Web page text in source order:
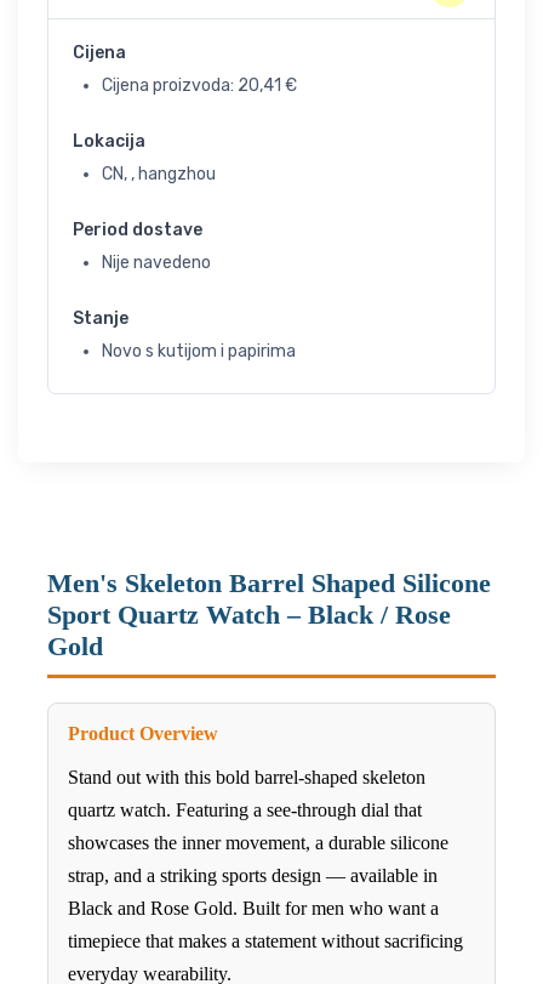
Cijena
Cijena proizvoda: 20,41 €
Lokacija
CN, , hangzhou
Period dostave
Nije navedeno
Stanje
Novo s kutijom i papirima